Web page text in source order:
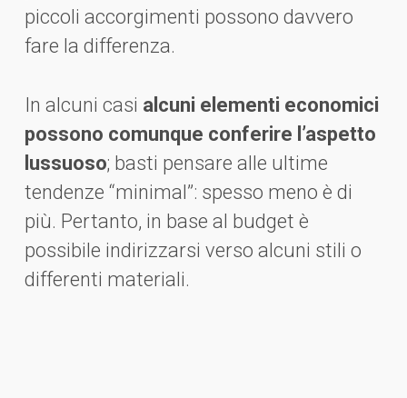
piccoli accorgimenti possono davvero
fare la differenza.
In alcuni casi alcuni elementi economici
possono comunque conferire l’aspetto
lussuoso; basti pensare alle ultime
tendenze “minimal”: spesso meno è di
più. Pertanto, in base al budget è
possibile indirizzarsi verso alcuni stili o
differenti materiali.